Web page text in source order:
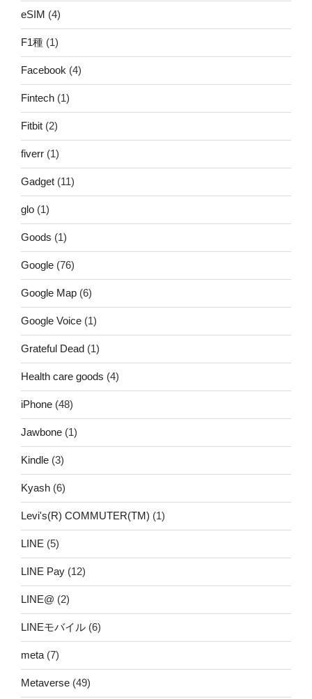
eSIM (4)
F1種 (1)
Facebook (4)
Fintech (1)
Fitbit (2)
fiverr (1)
Gadget (11)
glo (1)
Goods (1)
Google (76)
Google Map (6)
Google Voice (1)
Grateful Dead (1)
Health care goods (4)
iPhone (48)
Jawbone (1)
Kindle (3)
Kyash (6)
Levi's(R) COMMUTER(TM) (1)
LINE (5)
LINE Pay (12)
LINE@ (2)
LINEモバイル (6)
meta (7)
Metaverse (49)